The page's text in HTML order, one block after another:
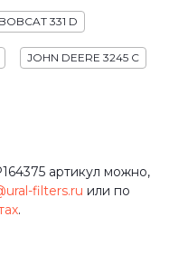
BOBCAT 331 D
JOHN DEERE 3245 C
артикул можно,
filters.ru или по
.